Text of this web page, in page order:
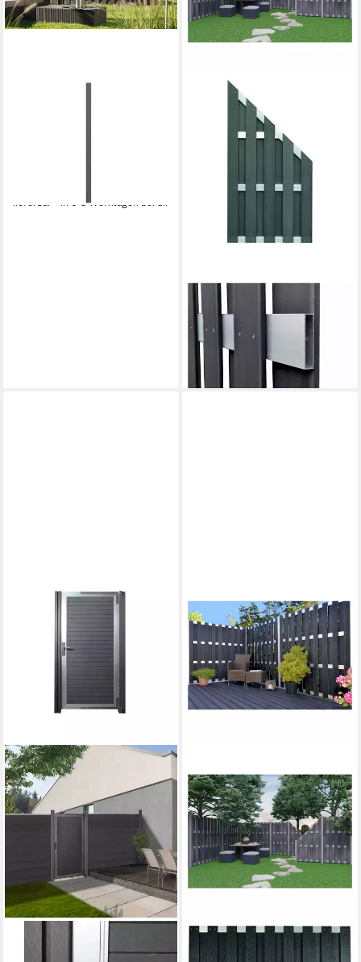
lieferbar - in 6-8 Werktagen bei dir
Gartenzaun JINAN-Serie
anthrazit / WPC
189,99 €
lieferbar - in 8-10 Werktagen bei
dir
Gartentor WPC CALLATOR -
TETZNER & JENTZSCH
Gartenzaun DALIAN-Serie /